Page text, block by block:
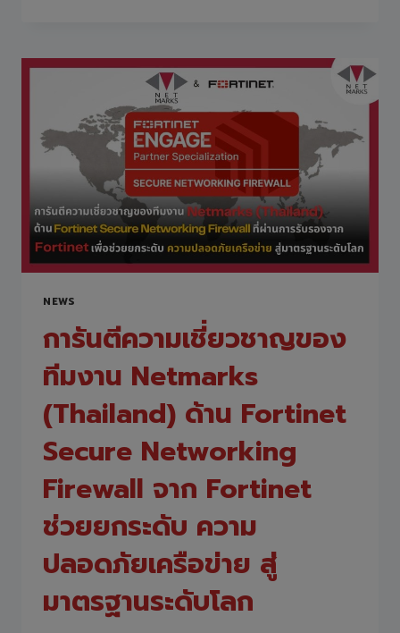
ทำความ
ที่
2/2568
“ร่วม
สร้าง
สังคม
ดี
ด้วย
จิต
อาสา”
โรงเรียน
ธรรม
จ.สระบุรี
NEWS
การันตีความเชี่ยวชาญของ
ทีมงาน Netmarks
(Thailand) ด้าน Fortinet
Secure Networking
Firewall จาก Fortinet
ช่วยยกระดับ ความ
ปลอดภัยเครือข่าย สู่
มาตรฐานระดับโลก